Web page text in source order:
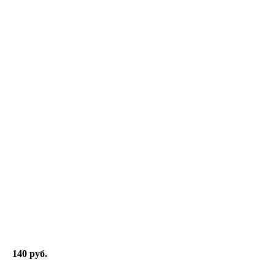
140 руб.